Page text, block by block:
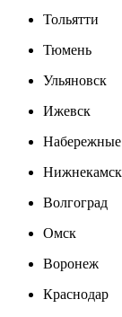
Тольятти
Тюмень
Ульяновск
Ижевск
Нижнекамск
Волгоград
Омск
Воронеж
Краснодар